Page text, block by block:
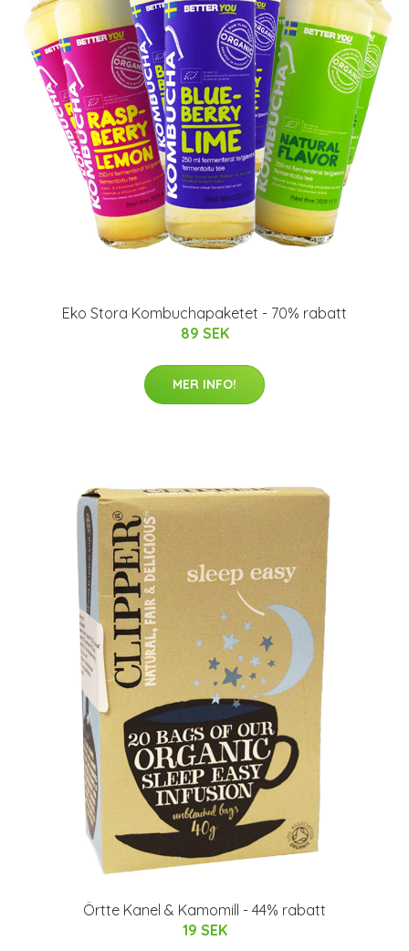
Eko Stora Kombuchapaketet - 70% rabatt
89 SEK
MER INFO!
Örtte Kanel & Kamomill - 44% rabatt
19 SEK